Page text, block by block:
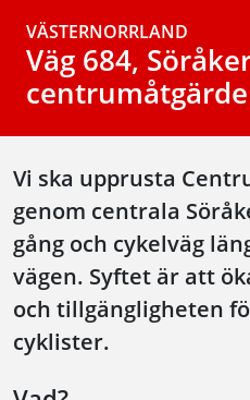
VÄSTERNORRLAND
Väg 684,
Vi ska upprusta
genom centrala
gång och cykelväg
vägen. Syftet är att
och tillgängligheten
cyklister.